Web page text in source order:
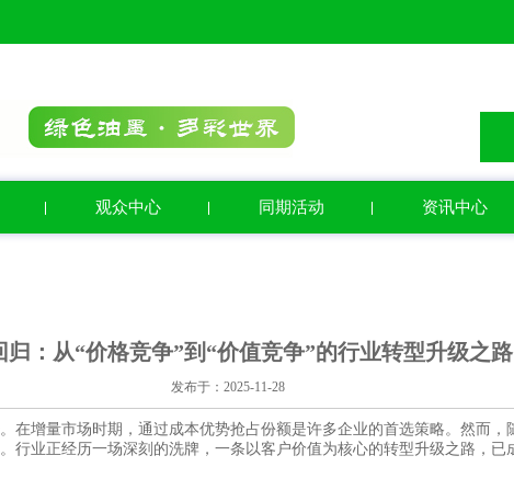
观众中心 同期活动 资讯中心
归：从“价格竞争”到“价值竞争”的行业转型升级之路
发布于：2025-11-28
在增量市场时期，通过成本优势抢占份额是许多企业的首选策略。然而
行业正经历一场深刻的洗牌，一条以客户价值为核心的转型升级之路，已